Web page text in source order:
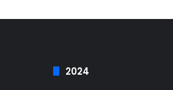
2024